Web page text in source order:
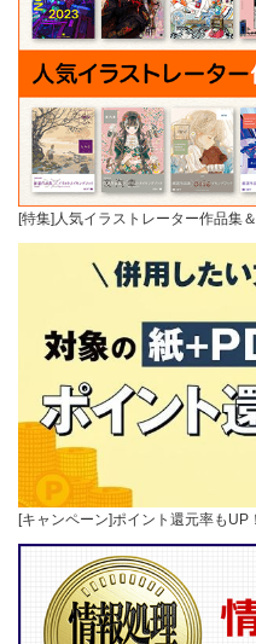
[特集]人気イラストレーター作品集
[キャンペーン]ポイント還元率も